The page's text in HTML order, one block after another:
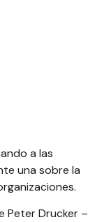
a las
una sobre la
Peter Drucker –